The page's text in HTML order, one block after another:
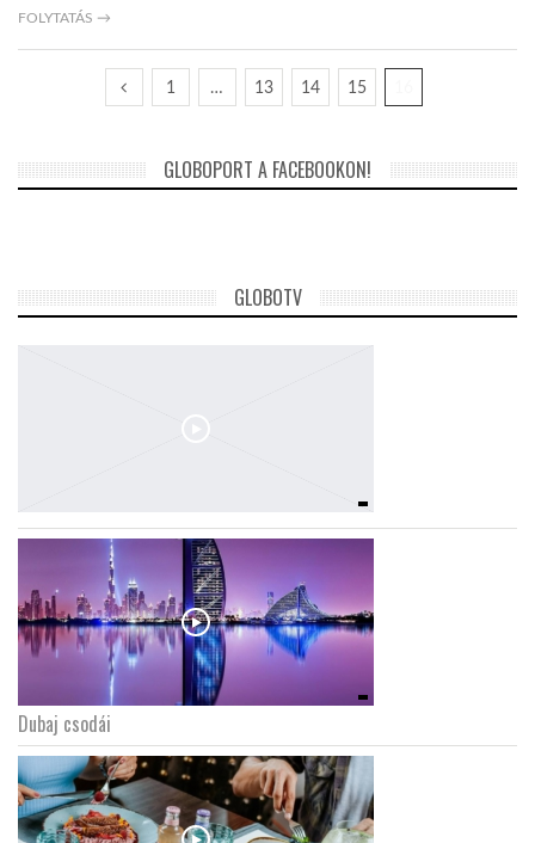
LATIMO.HU
FOLYTATÁS →
1 … 13 14 15
GLOBOPORT A FACEBOOKON!
GLOBOTV
Dubaj csodái